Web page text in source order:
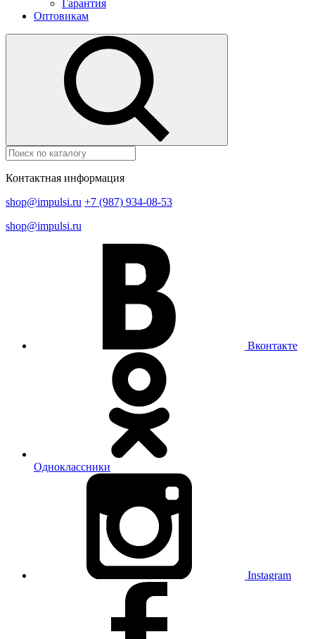
Гарантия
Оптовикам
Контактная информация
shop@impulsi.ru +7 (987) 934-08-53
shop@impulsi.ru
Вконтакте
Одноклассники
Instagram